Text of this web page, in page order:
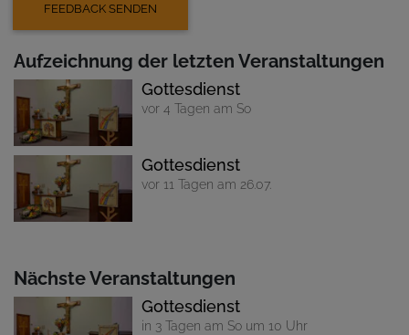
Aufzeichnung der letzten Veranstaltungen
Gottesdienst
vor 4 Tagen am So
Gottesdienst
vor 11 Tagen am 26.07.
Nächste Veranstaltungen
Gottesdienst
in 3 Tagen am So um 10 Uhr